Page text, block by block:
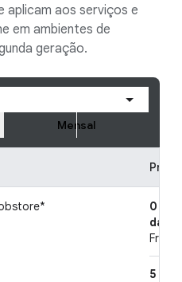
aplicam aos serviços e
em ambientes de
geração.
Mensal
0
day
Free
5